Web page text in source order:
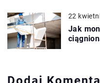
22
Jak